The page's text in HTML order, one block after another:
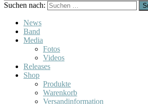
Suchen nach:
News
Band
Media
Fotos
Videos
Releases
Shop
Produkte
Warenkorb
Versandinformation